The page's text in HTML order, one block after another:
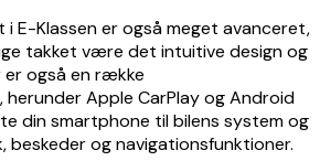
E-Klassen er også meget avanceret,
takket være det intuitive design og
også en række
herunder Apple CarPlay og Android
din smartphone til bilens system og
beskeder og navigationsfunktioner.